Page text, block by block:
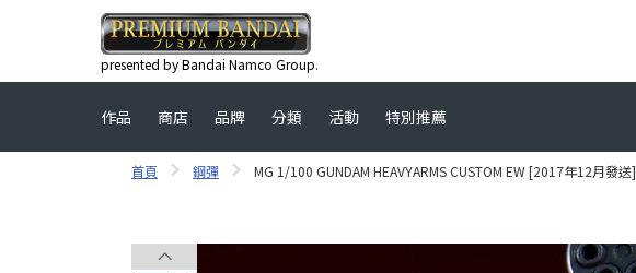
presented by Bandai Namco Group.
作品 商店 品牌 分類 活動 特別推薦
首頁 鋼彈 MG 1/100 GUNDAM HEAVYARMS CUSTOM EW [2017年12月發送]